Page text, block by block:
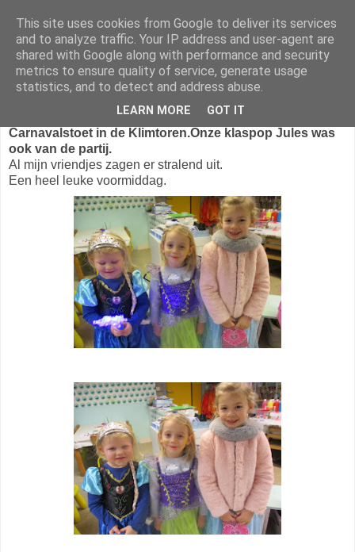
1KB - Juf Marijke
Carnavalstoet in de Klimtoren.Onze klaspop Jules was
ook van de partij.
Al mijn vriendjes zagen er stralend uit.
Een heel leuke voormiddag.
This site uses cookies from Google to deliver its services
and to analyze traffic. Your IP address and user-agent are
shared with Google along with performance and security
metrics to ensure quality of service, generate usage
statistics, and to detect and address abuse.
LEARN MORE GOT IT